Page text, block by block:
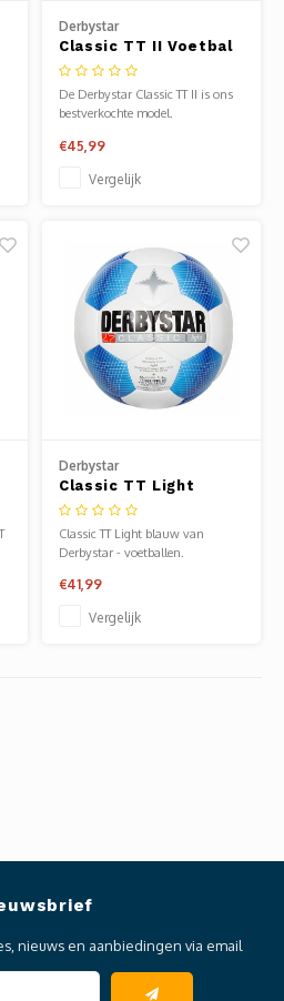
Derbystar
Classic TT II Voetbal
De Derbystar Classic TT II is ons
bestverkochte model.
€45,99
Vergelijk
Derbystar
Classic TT Light
blauw
Classic TT Light blauw van
Derbystar - voetballen.
€41,99
Vergelijk
nieuws en aanbiedingen via email